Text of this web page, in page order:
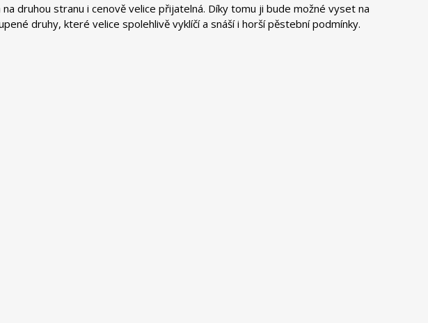
druhou stranu i cenově velice přijatelná. Díky tomu ji bude možné vyset na
druhy, které velice spolehlivě vyklíčí a snáší i horší pěstební podmínky.